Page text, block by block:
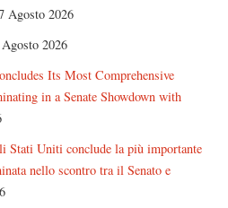
Agosto 2026
2026
Its Most Comprehensive
in a Senate Showdown with
Stati Uniti conclude la più importante
nello scontro tra il Senato e